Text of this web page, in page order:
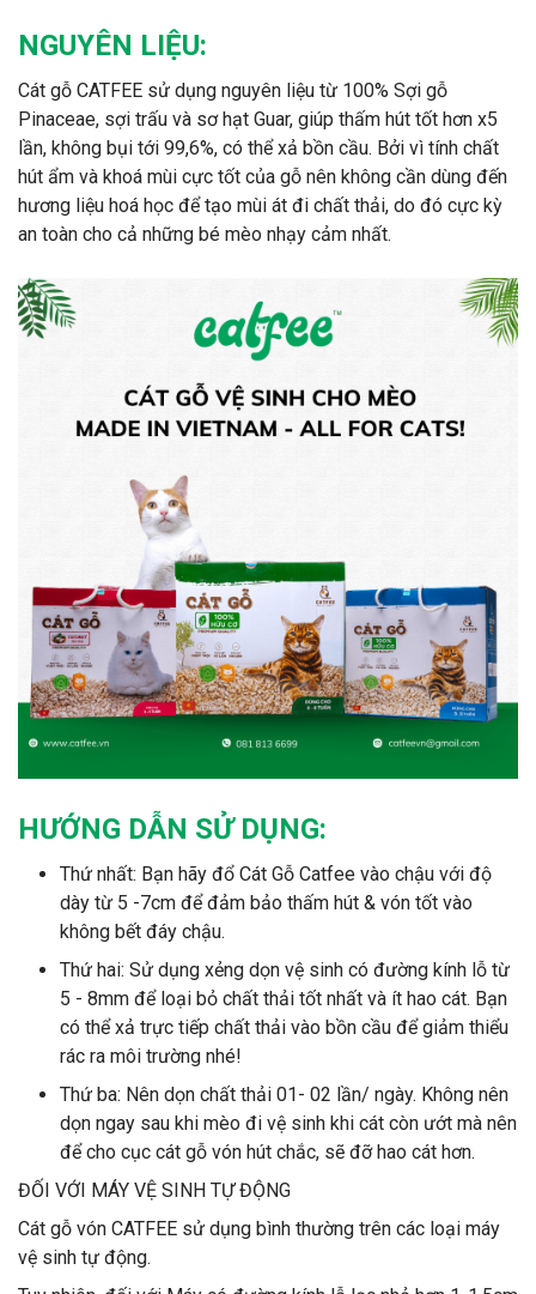
NGUYÊN LIỆU:
Cát gỗ CATFEE sử dụng nguyên liệu từ 100% Sợi gỗ
Pinaceae, sợi trấu và sơ hạt Guar, giúp thấm hút tốt hơn x5
lần, không bụi tới 99,6%, có thể xả bồn cầu. Bởi vì tính chất
hút ẩm và khoá mùi cực tốt của gỗ nên không cần dùng đến
hương liệu hoá học để tạo mùi át đi chất thải, do đó cực kỳ
an toàn cho cả những bé mèo nhạy cảm nhất.
HƯỚNG DẪN SỬ DỤNG:
Thứ nhất: Bạn hãy đổ Cát Gỗ Catfee vào chậu với độ
dày từ 5 -7cm để đảm bảo thấm hút & vón tốt vào
không bết đáy chậu.
Thứ hai: Sử dụng xẻng dọn vệ sinh có đường kính lỗ từ
5 - 8mm để loại bỏ chất thải tốt nhất và ít hao cát. Bạn
có thể xả trực tiếp chất thải vào bồn cầu để giảm thiểu
rác ra môi trường nhé!
Thứ ba: Nên dọn chất thải 01- 02 lần/ ngày. Không nên
dọn ngay sau khi mèo đi vệ sinh khi cát còn ướt mà nên
để cho cục cát gỗ vón hút chắc, sẽ đỡ hao cát hơn.
ĐỐI VỚI MÁY VỆ SINH TỰ ĐỘNG
Cát gỗ vón CATFEE sử dụng bình thường trên các loại máy
vệ sinh tự động.